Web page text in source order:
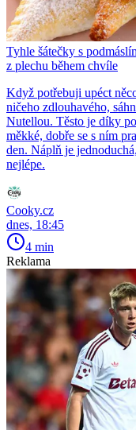
Tyhle šátečky s
z plechu během chvíle
Když potřebuji upéct
ničeho zdlouhavého,
Nutellou. Těsto je díky
měkké, dobře se s ním
den. Náplň je
nejlépe.
Cooky.cz
dnes, 18:45
4 min
Reklama